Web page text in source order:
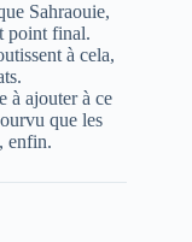
Sahraouie,
point final.
à cela,
à ajouter à ce
que les
enfin.